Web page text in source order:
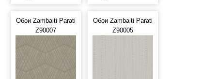
Обои Zambaiti Parati
Z90007
Обои Zambaiti Parati
Z90005